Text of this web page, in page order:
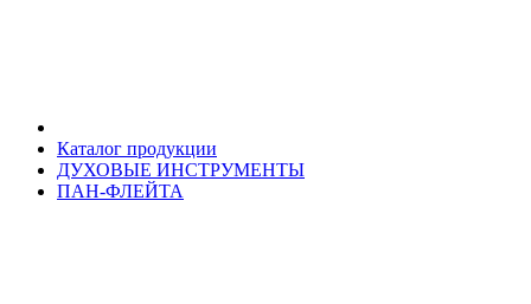
Каталог продукции
ДУХОВЫЕ ИНСТРУМЕНТЫ
ПАН-ФЛЕЙТА